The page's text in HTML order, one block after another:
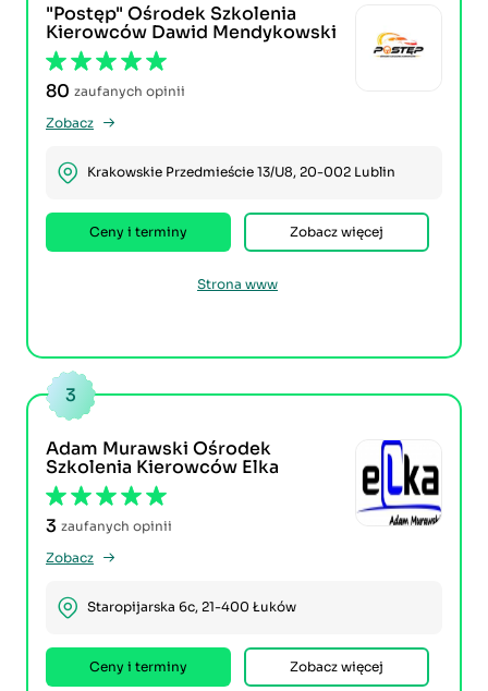
"Postęp" Ośrodek Szkolenia
Kierowców Dawid Mendykowski
80 zaufanych opinii
Zobacz
Krakowskie Przedmieście 13/U8, 20-002 Lublin
Ceny i terminy Zobacz więcej
Strona www
3
Adam Murawski Ośrodek
Szkolenia Kierowców Elka
3 zaufanych opinii
Zobacz
Staropijarska 6c, 21-400 Łuków
Ceny i terminy Zobacz więcej